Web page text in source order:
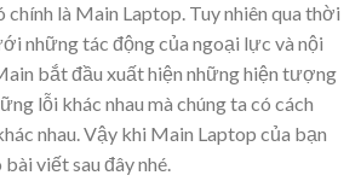
chính là Main Laptop. Tuy nhiên qua thời
những tác động của ngoại lực và nội
bắt đầu xuất hiện những hiện tượng
lỗi khác nhau mà chúng ta có cách
nhau. Vậy khi Main Laptop của bạn
viết sau đây nhé.